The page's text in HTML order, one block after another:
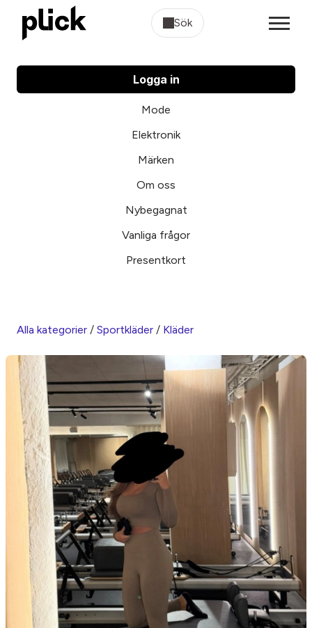
Sök
Logga in
Mode
Elektronik
Märken
Om oss
Nybegagnat
Vanliga frågor
Presentkort
Alla kategorier / Sportkläder / Kläder